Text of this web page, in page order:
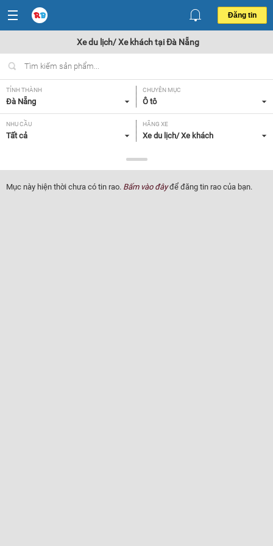
Đăng tin
Xe du lịch/ Xe khách tại Đà Nẵng
TỈNH THÀNH
Đà Nẵng
CHUYÊN MỤC
Ô tô
NHU CẦU
Tất cả
HÃNG XE
Xe du lịch/ Xe khách
Tất cả
NĂM SẢN XUẤT
Tất cả
GIÁ XE XUẤT XỨ
Mục này hiện thời chưa có tin rao. Bấm vào đâyđể đăng tin rao của bạn.